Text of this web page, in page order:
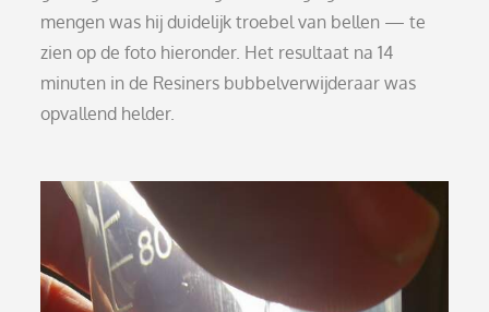
mengen was hij duidelijk troebel van bellen — te
zien op de foto hieronder. Het resultaat na 14
minuten in de Resiners bubbelverwijderaar was
opvallend helder.